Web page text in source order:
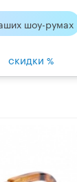
шоу-румах
скидки %